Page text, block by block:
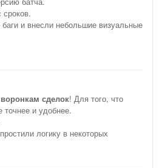
полезно, если менеджеры
если в CRM много Сделок и
а также если
работают отдельно.
управления финансами и
анализа Оборота и метрик
Формула продаж и ABC-
проблему при открытии
сроков.
и внесли небольшие визуальные
сделок! Для того, что
точнее и удобнее.
логику в некоторых